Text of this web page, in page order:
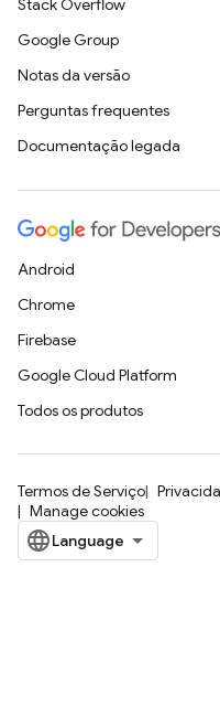
Stack Overflow
Google Group
Notas da versão
Perguntas frequentes
Documentação legada
Android
Chrome
Firebase
Google Cloud Platform
Todos os produtos
Termos de Serviço
Manage cookies